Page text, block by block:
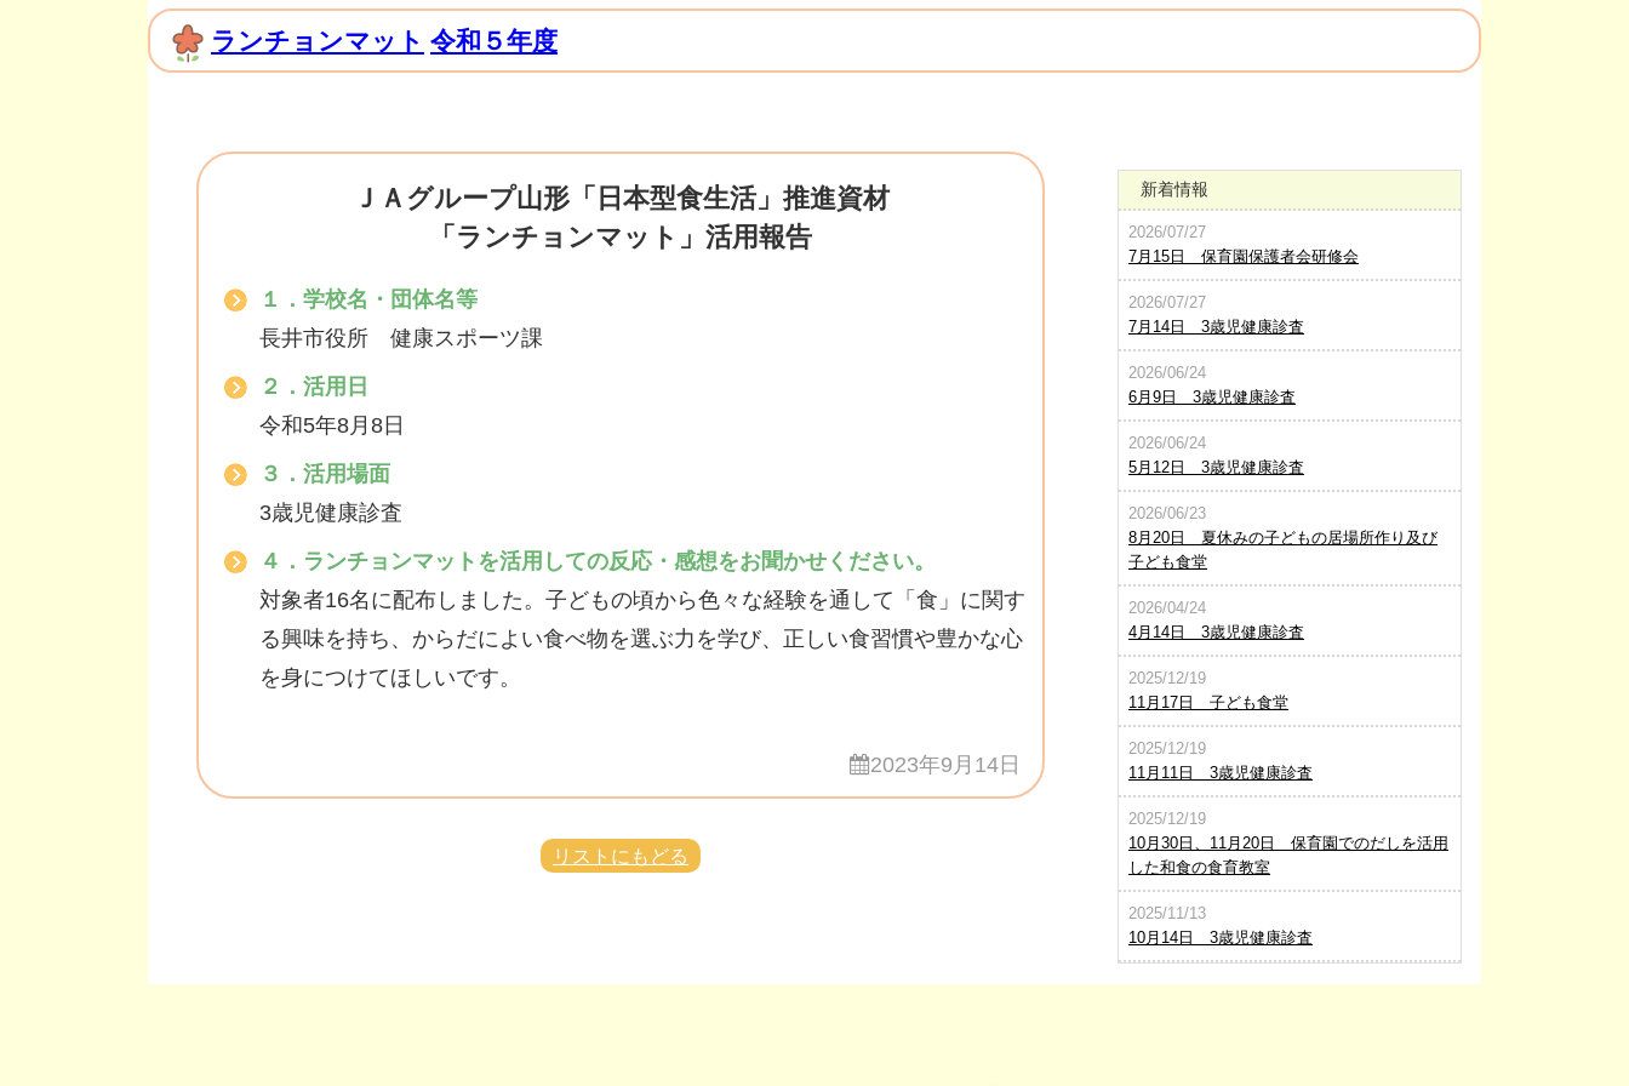
ランチョンマット 令和５年度
ＪＡグループ山形「日本型食生活」推進資材
「ランチョンマット」活用報告
１．学校名・団体名等
長井市役所 健康スポーツ課
２．活用日
令和5年8月8日
３．活用場面
3歳児健康診査
４．ランチョンマットを活用しての反応・感想をお聞かせください。
対象者16名に配布しました。子どもの頃から色々な経験を通して「食」に関す
る興味を持ち、からだによい食べ物を選ぶ力を学び、正しい食習慣や豊かな心
を身につけてほしいです。
2023年9月14日
リストにもどる
新着情報
2026/07/27
7月15日 保育園保護者会研修会
2026/07/27
7月14日 3歳児健康診査
2026/06/24
6月9日 3歳児健康診査
2026/06/24
5月12日 3歳児健康診査
2026/06/23
8月20日 夏休みの子どもの居場所作り及び
子ども食堂
2026/04/24
4月14日 3歳児健康診査
2025/12/19
11月17日 子ども食堂
2025/12/19
11月11日 3歳児健康診査
2025/12/19
10月30日、11月20日 保育園でのだしを活用
した和食の食育教室
2025/11/13
10月14日 3歳児健康診査